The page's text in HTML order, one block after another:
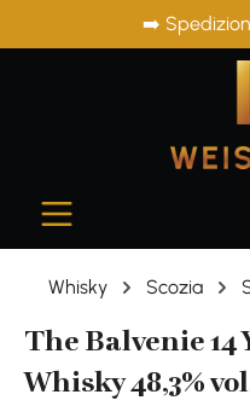
➡️
Whisky Scozia
The Balvenie 14
Whisky 48,3%